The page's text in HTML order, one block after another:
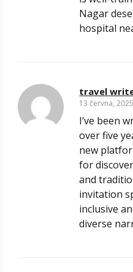
Nagar
hospital
travel
13 června,
I’ve been
over five
new
for
and
invitation
inclusive
diverse